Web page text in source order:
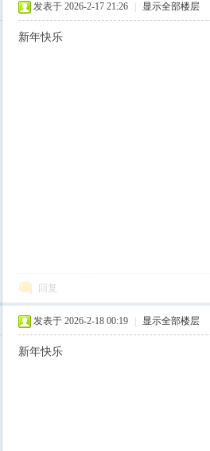
发表于 2026-2-17 21:26 显示全部楼层
新年快乐
回复
发表于 2026-2-18 00:19 显示全部楼层
新年快乐